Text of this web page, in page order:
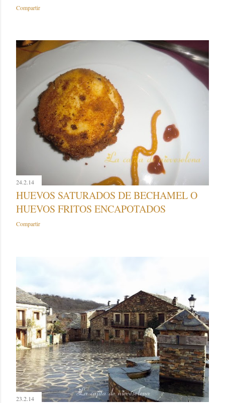
Compartir
24.2.14
HUEVOS SATURADOS DE BECHAMEL O
HUEVOS FRITOS ENCAPOTADOS
Compartir
23.2.14